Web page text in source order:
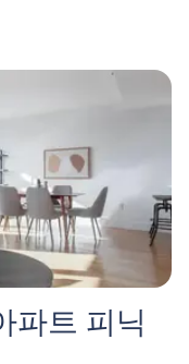
파트 피닉